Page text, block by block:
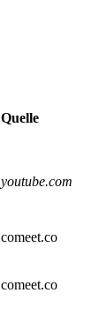
Quelle
youtube.com
comeet.co
comeet.co